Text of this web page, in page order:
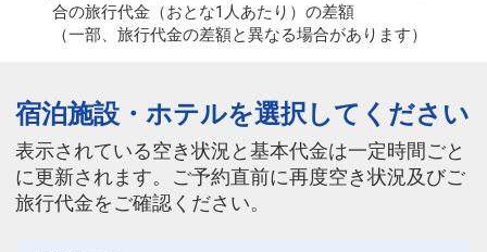
合の旅行代金（おとな1人あたり）の差額
（一部、旅行代金の差額と異なる場合があります）
宿泊施設・ホテルを選択してください
表示されている空き状況と基本代金は一定時間ごと
に更新されます。ご予約直前に再度空き状況及びご
旅行代金をご確認ください。